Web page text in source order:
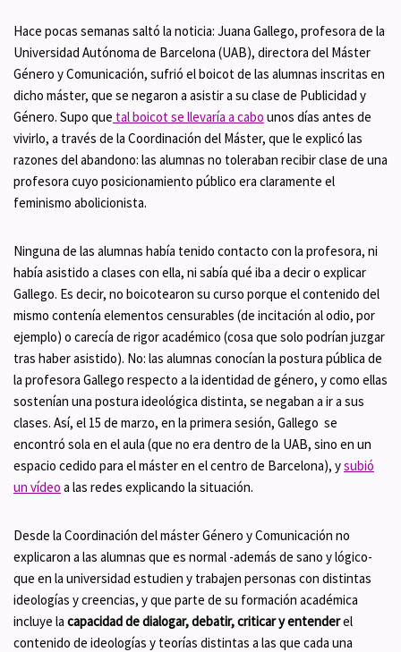
Hace pocas semanas saltó la noticia: Juana Gallego, profesora de la
Universidad Autónoma de Barcelona (UAB), directora del Máster
Género y Comunicación, sufrió el boicot de las alumnas inscritas en
dicho máster, que se negaron a asistir a su clase de Publicidad y
Género. Supo que tal boicot se llevaría a cabo unos días antes de
vivirlo, a través de la Coordinación del Máster, que le explicó las
razones del abandono: las alumnas no toleraban recibir clase de una
profesora cuyo posicionamiento público era claramente el
feminismo abolicionista.
Ninguna de las alumnas había tenido contacto con la profesora, ni
había asistido a clases con ella, ni sabía qué iba a decir o explicar
Gallego. Es decir, no boicotearon su curso porque el contenido del
mismo contenía elementos censurables (de incitación al odio, por
ejemplo) o carecía de rigor académico (cosa que solo podrían juzgar
tras haber asistido). No: las alumnas conocían la postura pública de
la profesora Gallego respecto a la identidad de género, y como ellas
sostenían una postura ideológica distinta, se negaban a ir a sus
clases. Así, el 15 de marzo, en la primera sesión, Gallego se
encontró sola en el aula (que no era dentro de la UAB, sino en un
espacio cedido para el máster en el centro de Barcelona), ysubió
un vídeo a las redes explicando la situación.
Desde la Coordinación del máster Género y Comunicación no
explicaron a las alumnas que es normal -además de sano y lógico-
que en la universidad estudien y trabajen personas con distintas
ideologías y creencias, y que parte de su formación académica
incluye la capacidad de dialogar, debatir, criticar y entenderel
contenido de ideologías y teorías distintas a las que cada una